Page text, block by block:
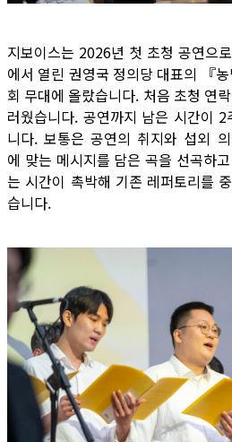
지보이스는 2026년 첫 초청 공연으
에서 열린 권영국 정의당 대표의 『
회 무대에 올랐습니다. 처음 초청 연
러웠습니다. 공연까지 남은 시간이
니다. 보통은 공연의 취지와 섭외
에 맞는 메시지를 담은 곡을 선곡하
는 시간이 촉박해 기존 레퍼토리를
습니다.